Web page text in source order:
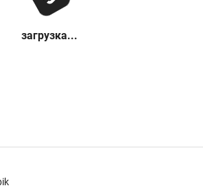
загрузка...